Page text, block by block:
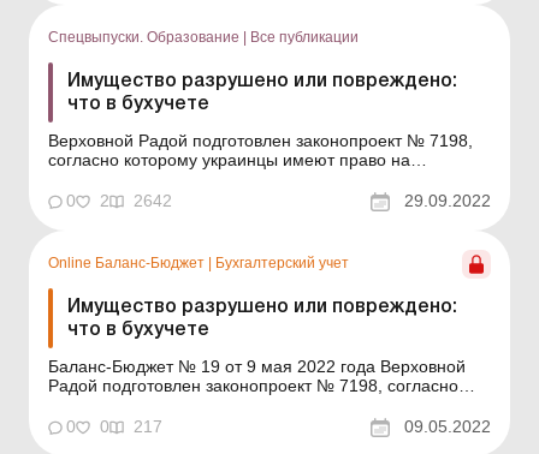
рассмотрим, какие правила устанавли...
Спецвыпуски. Образование | Все публикации
Имущество разрушено или повреждено:
что в бухучете
Верховной Радой подготовлен законопроект № 7198,
согласно которому украинцы имеют право на
время войны жилье. Но от военной агрессии
пострадали не только граждане нашей страны, но и
учреждений было украдено, р...
0 2 2642 29.09.2022
Online Баланс-Бюджет Бухгалтерский учет
Имущество разрушено или повреждено:
что в бухучете
Баланс-Бюджет № 19 от 9 мая 2022 года Верховной
Радой подготовлен законопроект № 7198, согласно
разрушенное или поврежденное во время войны
жилье. Но от военной агрессии пострадали не только
0 0 217 09.05.2022